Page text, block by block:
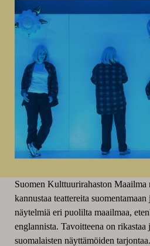
Suomen Kulttuurirahaston Maailma
kannustaa teattereita suomentamaan
näytelmiä eri puolilta maailmaa,
englannista. Tavoitteena on rikastaa
suomalaisten näyttämöiden tarjontaa.